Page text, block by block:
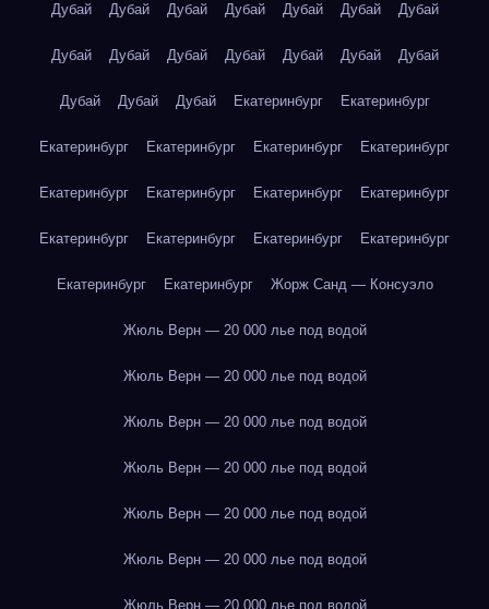
Дубай Дубай Дубай Дубай Дубай Дубай Дубай
Дубай Дубай Дубай Дубай Дубай Дубай Дубай
Дубай Дубай Дубай Екатеринбург Екатеринбург
Екатеринбург Екатеринбург Екатеринбург Екатеринбург
Екатеринбург Екатеринбург Екатеринбург Екатеринбург
Екатеринбург Екатеринбург Екатеринбург Екатеринбург
Екатеринбург Екатеринбург Жорж Санд — Консуэло
Жюль Верн — 20 000 лье под водой
Жюль Верн — 20 000 лье под водой
Жюль Верн — 20 000 лье под водой
Жюль Верн — 20 000 лье под водой
Жюль Верн — 20 000 лье под водой
Жюль Верн — 20 000 лье под водой
Жюль Верн — 20 000 лье под водой